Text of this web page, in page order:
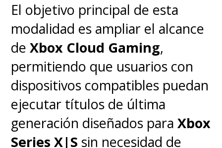
El objetivo principal de esta
modalidad es ampliar el alcance
deXbox Cloud Gaming,
permitiendo que usuarios con
dispositivos compatibles puedan
ejecutar títulos de última
generación diseñados paraXbox
Series X|S sin necesidad de